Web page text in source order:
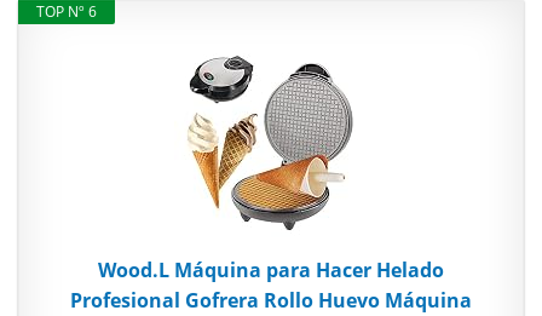
TOP Nº 6
Wood.L Máquina para Hacer Helado
Profesional Gofrera Rollo Huevo Máquina